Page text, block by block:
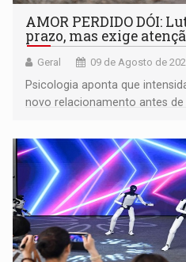
AMOR PERDIDO DÓI:
prazo, mas exige
Geral 09 de Agosto de
Psicologia aponta que
novo relacionamento antes